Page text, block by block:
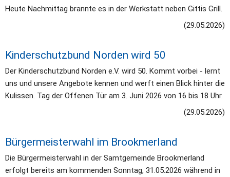
Heute Nachmittag brannte es in der Werkstatt neben Gittis Grill.
(29.05.2026)
Kinderschutzbund Norden wird 50
Der Kinderschutzbund Norden e.V. wird 50. Kommt vorbei - lernt
uns und unsere Angebote kennen und werft einen Blick hinter die
Kulissen. Tag der Offenen Tür am 3. Juni 2026 von 16 bis 18 Uhr.
(29.05.2026)
Bürgermeisterwahl im Brookmerland
Die Bürgermeisterwahl in der Samtgemeinde Brookmerland
erfolgt bereits am kommenden Sonntag, 31.05.2026 während in